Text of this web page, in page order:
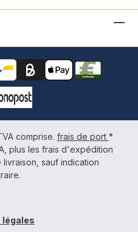
comprise. frais de port *
plus les frais d'expédition
sauf indication
légales